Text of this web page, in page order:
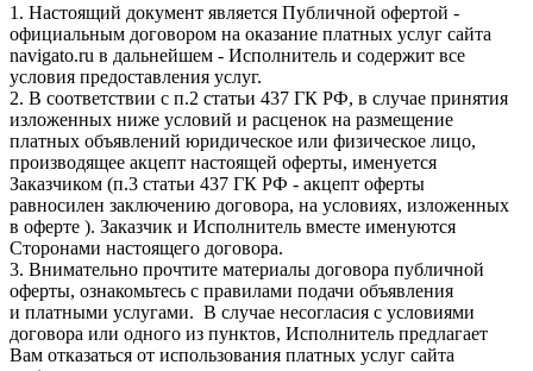
1. Настоящий документ является Публичной офертой -
официальным договором на оказание платных услуг сайта
navigato.ru в дальнейшем - Исполнитель и содержит все
условия предоставления услуг.
2. В соответствии с п.2 статьи 437 ГК РФ, в случае принятия
изложенных ниже условий и расценок на размещение
платных объявлений юридическое или физическое лицо,
производящее акцепт настоящей оферты, именуется
Заказчиком (п.3 статьи 437 ГК РФ - акцепт оферты
равносилен заключению договора, на условиях, изложенных
в оферте ). Заказчик и Исполнитель вместе именуются
Сторонами настоящего договора.
3. Внимательно прочтите материалы договора публичной
оферты, ознакомьтесь с правилами подачи объявления
и платными услугами. В случае несогласия с условиями
договора или одного из пунктов, Исполнитель предлагает
Вам отказаться от использования платных услуг сайта